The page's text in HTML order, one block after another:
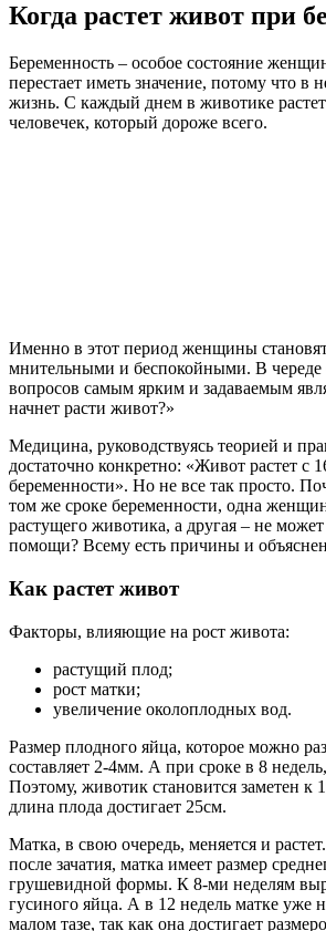
Когда растет живот при
Беременность – особое состояние
перестает иметь значение, потому что в
жизнь. С каждый днем в животике
человечек, который дороже всего.
Именно в этот период женщины
мнительными и беспокойными. В череде
вопросов самым ярким и задаваемым
начнет расти живот?»
Медицина, руководствуясь теорией и
достаточно конкретно: «Живот растет с
беременности». Но не все так просто.
том же сроке беременности, одна
растущего животика, а другая – не может
помощи? Всему есть причины и
Как растет живот
Факторы, влияющие на рост живота:
растущий плод;
рост матки;
увеличение околоплодных вод.
Размер плодного яйца, которое можно
составляет 2-4мм. А при сроке в 8
Поэтому, животик становится заметен к
длина плода достигает 25см.
Матка, в свою очередь, меняется и
после зачатия, матка имеет размер
грушевидной формы. К 8-ми неделям
гусиного яйца. А в 12 недель матке уже
малом тазе, так как она достигает